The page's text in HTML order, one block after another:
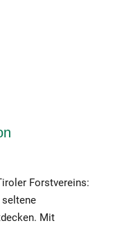
Forstvereins:
seltene
Mit